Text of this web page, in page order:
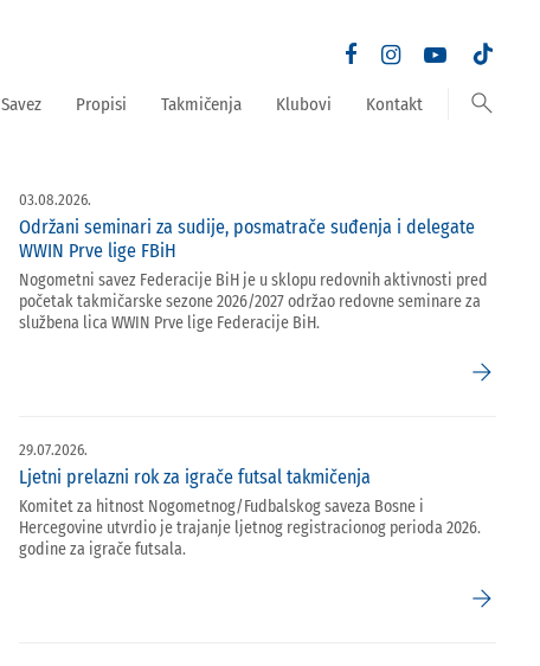
Savez Propisi Takmičenja Klubovi Kontakt search
03.08.2026.
Održani seminari za sudije, posmatrače suđenja i delegate
WWIN Prve lige FBiH
Nogometni savez Federacije BiH je u sklopu redovnih aktivnosti pred
početak takmičarske sezone 2026/2027 održao redovne seminare za
službena lica WWIN Prve lige Federacije BiH.
arrow_forward
29.07.2026.
Ljetni prelazni rok za igrače futsal takmičenja
Komitet za hitnost Nogometnog/Fudbalskog saveza Bosne i
Hercegovine utvrdio je trajanje ljetnog registracionog perioda 2026.
godine za igrače futsala.
arrow_forward